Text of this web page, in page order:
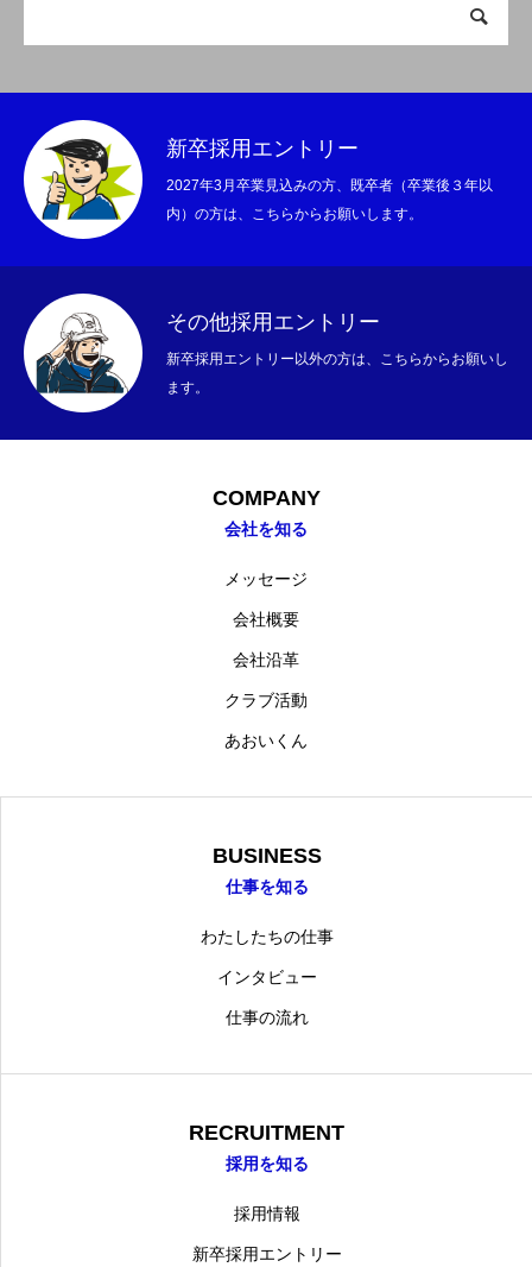
新卒採用エントリー
2027年3月卒業見込みの方、既卒者（卒業後３年以
内）の方は、こちらからお願いします。
その他採用エントリー
新卒採用エントリー以外の方は、こちらからお願いし
ます。
COMPANY
会社を知る
メッセージ
会社概要
会社沿革
クラブ活動
あおいくん
BUSINESS
仕事を知る
わたしたちの仕事
インタビュー
仕事の流れ
RECRUITMENT
採用を知る
採用情報
新卒採用エントリー